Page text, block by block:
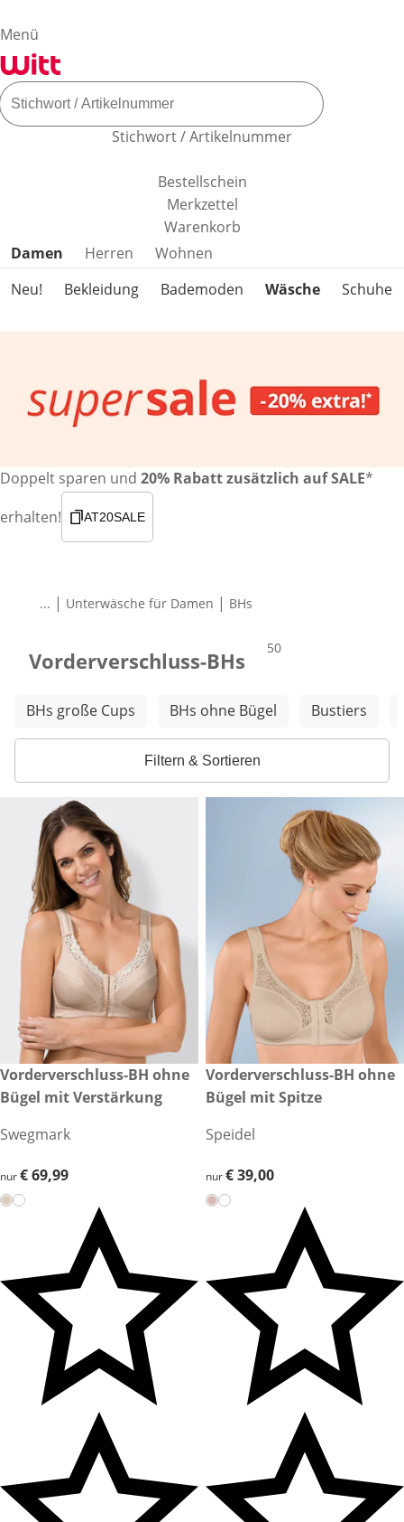
Menü
Stichwort / Artikelnummer
Bestellschein
Merkzettel
Warenkorb
Produktkategorien überspringen
Damen Herren
Wohnen
Neu!
Bekleidung Bademoden Wäsche Schuhe
Doppelt sparen und 20% Rabatt zusätzlich auf SALE*
erhalten!
AT20SALE
... | Unterwäsche für Damen | BHs
Vorderverschluss-BHs Produkte
50
Weitere Kategorien überspringen
BHs große Cups BHs ohne Bügel Bustiers
Filtern & Sortieren
€ 69,99
Vorderverschluss-BH ohne
Bügel mit Verstärkung
Swegmark
€ 69,99
nur€ 69,99
€ 39,00
Vorderverschluss-BH ohne
Bügel mit Spitze
Speidel
€ 39,00
nur€ 39,00